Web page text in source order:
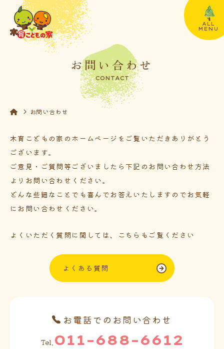
ALL
MENU
お問い合わせ
CONTACT
お問い合わせ
木育こどもの家のホームページをご覧いただきありがとう
ございます。
ご意見・ご質問等ございましたら下記のお問い合わせ方法
よりお問い合わせください。
どんな些細なことでも喜んでお答えいたしますのでお気軽
にお問い合わせください。
よくいただく質問に関しては、こちらもご覧ください
よくある質問
お電話でのお問い合わせ
Tel. 011-688-6612